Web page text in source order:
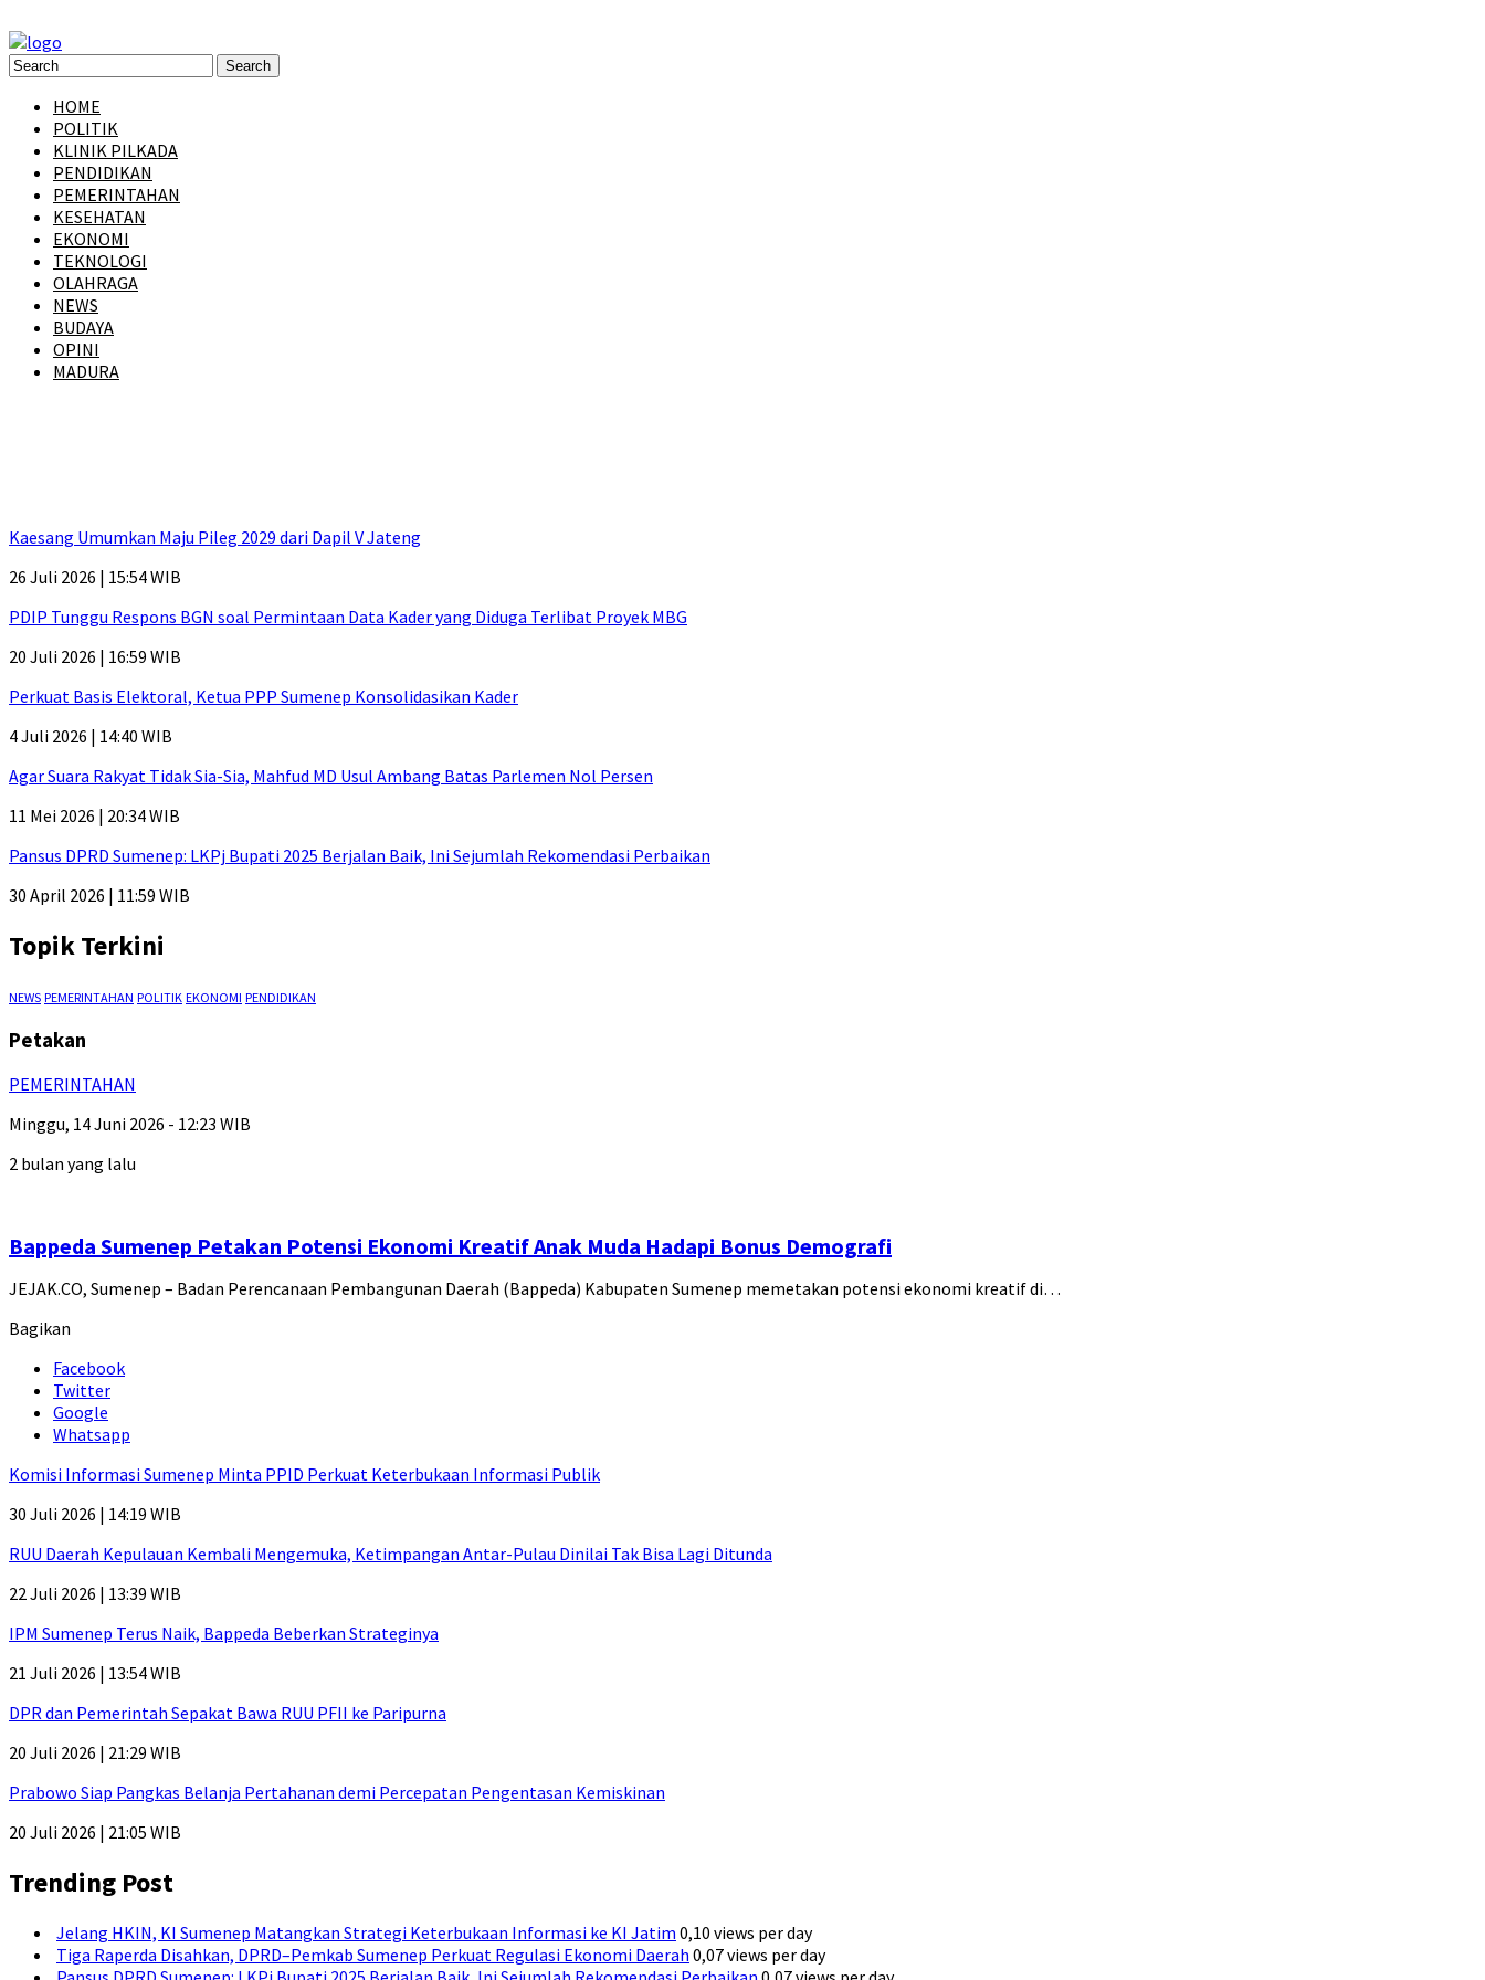
HOME
POLITIK
KLINIK PILKADA
PENDIDIKAN
PEMERINTAHAN
KESEHATAN
EKONOMI
TEKNOLOGI
OLAHRAGA
NEWS
BUDAYA
OPINI
MADURA
Kaesang Umumkan Maju Pileg 2029 dari Dapil V Jateng
26 Juli 2026 | 15:54 WIB
PDIP Tunggu Respons BGN soal Permintaan Data Kader yang Diduga Terlibat Proyek MBG
20 Juli 2026 | 16:59 WIB
Perkuat Basis Elektoral, Ketua PPP Sumenep Konsolidasikan Kader
4 Juli 2026 | 14:40 WIB
Agar Suara Rakyat Tidak Sia-Sia, Mahfud MD Usul Ambang Batas Parlemen Nol Persen
11 Mei 2026 | 20:34 WIB
Pansus DPRD Sumenep: LKPj Bupati 2025 Berjalan Baik, Ini Sejumlah Rekomendasi Perbaikan
30 April 2026 | 11:59 WIB
Topik Terkini
NEWS PEMERINTAHAN POLITIK EKONOMI PENDIDIKAN
Petakan
PEMERINTAHAN
Minggu, 14 Juni 2026 - 12:23 WIB
2 bulan yang lalu
Bappeda Sumenep Petakan Potensi Ekonomi Kreatif Anak Muda Hadapi Bonus Demografi
JEJAK.CO, Sumenep – Badan Perencanaan Pembangunan Daerah (Bappeda) Kabupaten Sumenep memetakan potensi ekonomi kreatif di…
Bagikan
Facebook
Twitter
Google
Whatsapp
Komisi Informasi Sumenep Minta PPID Perkuat Keterbukaan Informasi Publik
30 Juli 2026 | 14:19 WIB
RUU Daerah Kepulauan Kembali Mengemuka, Ketimpangan Antar-Pulau Dinilai Tak Bisa Lagi Ditunda
22 Juli 2026 | 13:39 WIB
IPM Sumenep Terus Naik, Bappeda Beberkan Strateginya
21 Juli 2026 | 13:54 WIB
DPR dan Pemerintah Sepakat Bawa RUU PFII ke Paripurna
20 Juli 2026 | 21:29 WIB
Prabowo Siap Pangkas Belanja Pertahanan demi Percepatan Pengentasan Kemiskinan
20 Juli 2026 | 21:05 WIB
Trending Post
Jelang HKIN, KI Sumenep Matangkan Strategi Keterbukaan Informasi ke KI Jatim 0,10 views per day
Tiga Raperda Disahkan, DPRD–Pemkab Sumenep Perkuat Regulasi Ekonomi Daerah 0,07 views per day